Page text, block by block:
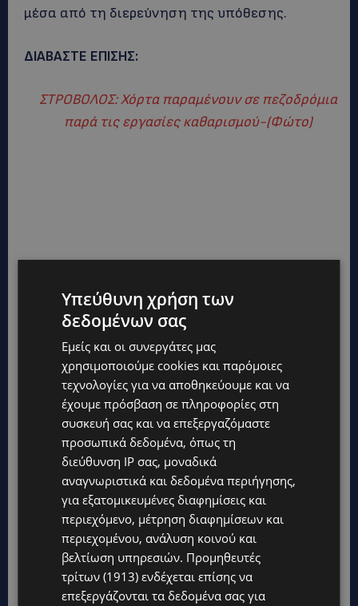
μέσα από τη διερεύνηση της υπόθεσης.
ΔΙΑΒΑΣΤΕ ΕΠΙΣΗΣ:
ΣΤΡΟΒΟΛΟΣ: Χόρτα παραμένουν σε πεζοδρόμια
παρά τις εργασίες καθαρισμού-(Φώτο)
CYPRUS TOP ΕΠΙΚΑΙΡΌΤΗΤΑ
Υπεύθυνη χρήση των
δεδομένων σας
Εμείς και οι συνεργάτες μας
χρησιμοποιούμε cookies και παρόμοιες
τεχνολογίες για να αποθηκεύουμε και να
έχουμε πρόσβαση σε πληροφορίες στη
συσκευή σας και να επεξεργαζόμαστε
προσωπικά δεδομένα, όπως τη
διεύθυνση IP σας, μοναδικά
αναγνωριστικά και δεδομένα περιήγησης,
για εξατομικευμένες διαφημίσεις και
περιεχόμενο, μέτρηση διαφημίσεων και
περιεχομένου, ανάλυση κοινού και
βελτίωση υπηρεσιών. Προμηθευτές
τρίτων (1913) ενδέχεται επίσης να
επεξεργάζονται τα δεδομένα σας για